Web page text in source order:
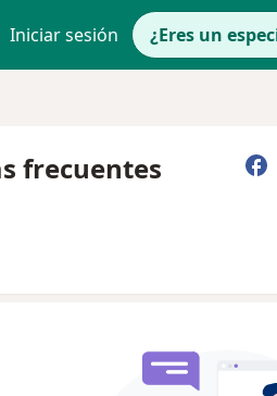
Iniciar sesión ¿Eres un
frecuentes